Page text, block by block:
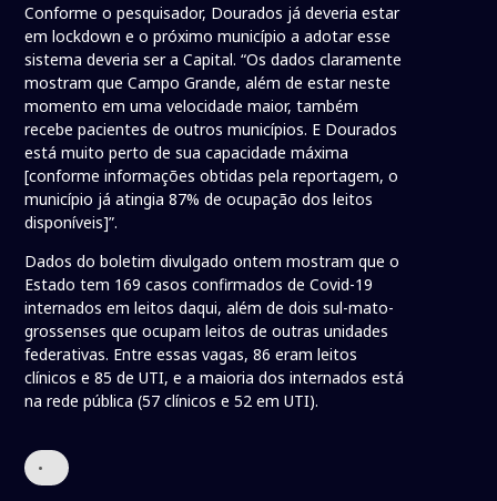
Conforme o pesquisador, Dourados já deveria estar
em lockdown e o próximo município a adotar esse
sistema deveria ser a Capital. “Os dados claramente
mostram que Campo Grande, além de estar neste
momento em uma velocidade maior, também
recebe pacientes de outros municípios. E Dourados
está muito perto de sua capacidade máxima
[conforme informações obtidas pela reportagem, o
município já atingia 87% de ocupação dos leitos
disponíveis]”.
Dados do boletim divulgado ontem mostram que o
Estado tem 169 casos confirmados de Covid-19
internados em leitos daqui, além de dois sul-mato-
grossenses que ocupam leitos de outras unidades
federativas. Entre essas vagas, 86 eram leitos
clínicos e 85 de UTI, e a maioria dos internados está
na rede pública (57 clínicos e 52 em UTI).
•